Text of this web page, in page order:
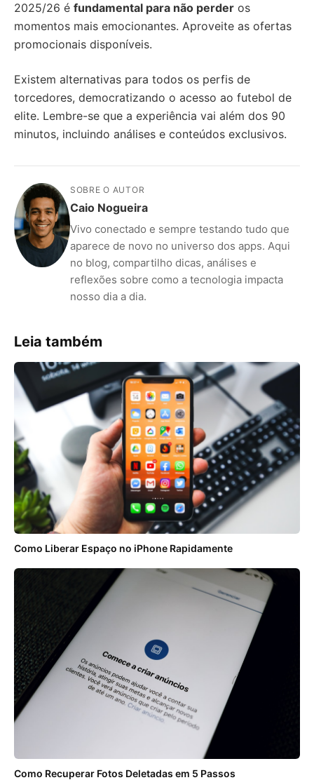
2025/26 é fundamental para não perder os
momentos mais emocionantes. Aproveite as ofertas
promocionais disponíveis.
Existem alternativas para todos os perfis de
torcedores, democratizando o acesso ao futebol de
elite. Lembre-se que a experiência vai além dos 90
minutos, incluindo análises e conteúdos exclusivos.
SOBRE O AUTOR
Caio Nogueira
Vivo conectado e sempre testando tudo que
aparece de novo no universo dos apps. Aqui
no blog, compartilho dicas, análises e
reflexões sobre como a tecnologia impacta
nosso dia a dia.
Leia também
Como Liberar Espaço no iPhone Rapidamente
Como Recuperar Fotos Deletadas em 5 Passos